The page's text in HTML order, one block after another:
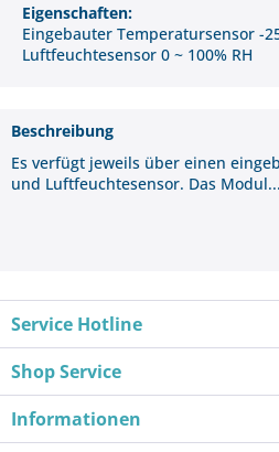
Eigenschaften:
Eingebauter Temperatursensor -
Luftfeuchtesensor 0 ~ 100% RH
Beschreibung
Es verfügt jeweils über einen
und Luftfeuchtesensor. Das Modul...
Service Hotline
Shop Service
Informationen